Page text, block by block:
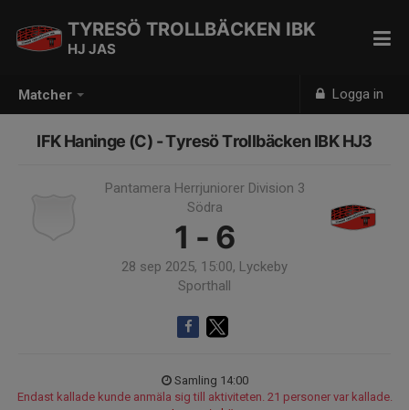
Matcher Logga in
TYRESÖ TROLLBÄCKEN IBK
HJ JAS
IFK Haninge (C) - Tyresö Trollbäcken IBK HJ3
Pantamera Herrjuniorer Division 3
Södra
1 - 6
28 sep 2025, 15:00, Lyckeby
Sporthall
Samling 14:00
Endast kallade kunde anmäla sig till aktiviteten. 21 personer var kallade.